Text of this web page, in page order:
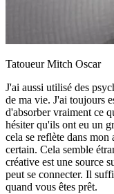
Tatoueur Mitch Oscar
J'ai aussi utilisé des
de ma vie. J'ai toujours
d'absorber vraiment ce
hésiter qu'ils ont eu un
cela se reflète dans mon
certain. Cela semble
créative est une source
peut se connecter. Il
quand vous êtes prêt.